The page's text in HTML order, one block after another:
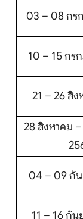
03 – 08 กร
10 – 15 กร
21 – 26 สิ
28 สิงหาคม
04 – 09 กั
11 – 16 กั